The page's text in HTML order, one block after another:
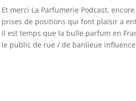
Et merci La Parfumerie Podcast,
prises de positions qui font plaisir a
Il est temps que la bulle parfum en
le public de rue / de banlieue